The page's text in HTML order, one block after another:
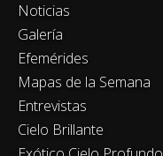
Noticias
Galería
Efemérides
Mapas de la Semana
Entrevistas
Cielo Brillante